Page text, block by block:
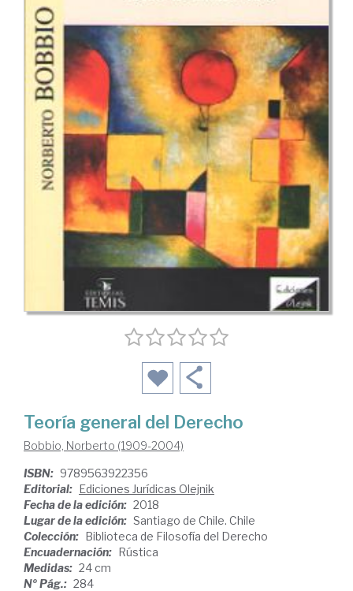
Teoría general del Derecho
Bobbio, Norberto (1909-2004)
ISBN: 9789563922356
Editorial: Ediciones Jurídicas Olejnik
Fecha de la edición: 2018
Lugar de la edición: Santiago de Chile. Chile
Colección: Biblioteca de Filosofía del Derecho
Encuadernación: Rústica
Medidas: 24 cm
Nº Pág.: 284